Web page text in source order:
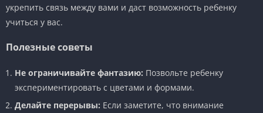
укрепить связь между вами и даст возможность ребенку
учиться у вас.
Полезные советы
Не ограничивайте фантазию: Позвольте ребенку
экспериментировать с цветами и формами.
Делайте перерывы: Если заметите, что внимание